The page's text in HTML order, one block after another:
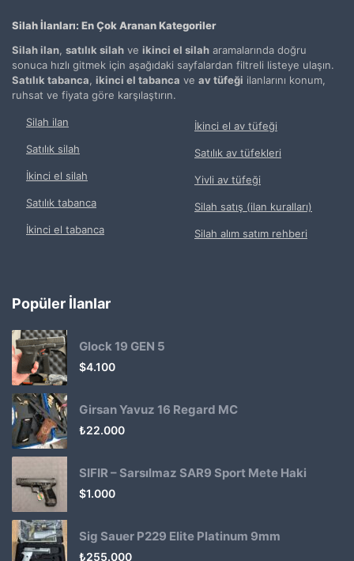
Silah İlanları: En Çok Aranan Kategoriler
Silah ilan satılık silah ve ikinci el silah aramalarında doğru
sonuca hızlı gitmek için aşağıdaki sayfalardan filtreli listeye ulaşın.
Satılık tabanca ikinci el tabanca ve av tüfeği ilanlarını konum,
ruhsat ve fiyata göre karşılaştırın.
Silah ilan
Satılık silah
İkinci el silah
Satılık tabanca
İkinci el tabanca
İkinci el av tüfeği
Satılık av tüfekleri
Yivli av tüfeği
Silah satış (ilan kuralları)
Silah alım satım rehberi
Popüler İlanlar
Glock 19 GEN 5
$4.100
Girsan Yavuz 16 Regard MC
₺22.000
SIFIR – Sarsılmaz SAR9 Sport Mete Haki
$1.000
Sig Sauer P229 Elite Platinum 9mm
₺255.000